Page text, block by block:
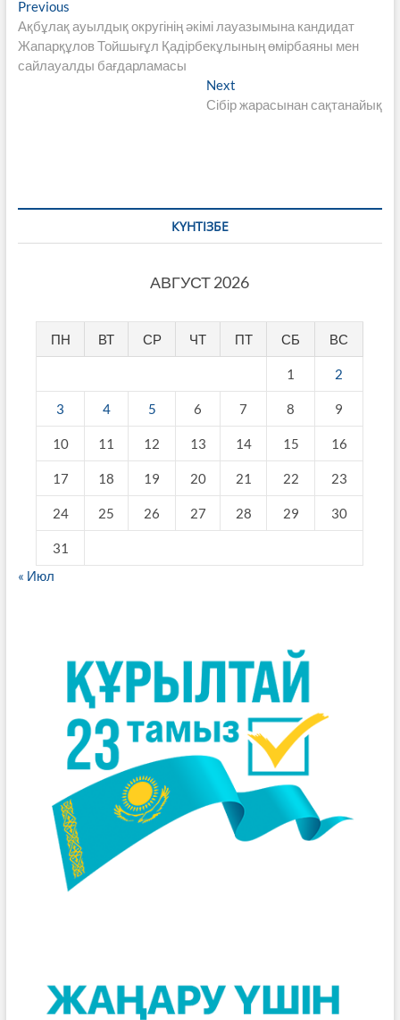
Навигация
по
записям
PreviousPrevious
post:
Ақбұлақ ауылдық округінің әкімі лауазымына кандидат
Жапарқұлов Тойшығұл Қадірбекұлының өмірбаяны мен
сайлауалды бағдарламасы
Next
post:
Сібір жарасынан сақтанайық
КҮНТІЗБЕ
АВГУСТ 2026
ПН ВТ СР ЧТ ПТ СБ ВС
1 2
3 4 5 6 7 8 9
10 11 12 13 14 15 16
17 18 19 20 21 22 23
24 25 26 27 28 29 30
31
« Июл